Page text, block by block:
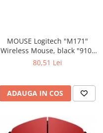
MOUSE Logitech "M171"
Wireless Mouse, black "910-
80,51 Lei
ADAUGA IN COS